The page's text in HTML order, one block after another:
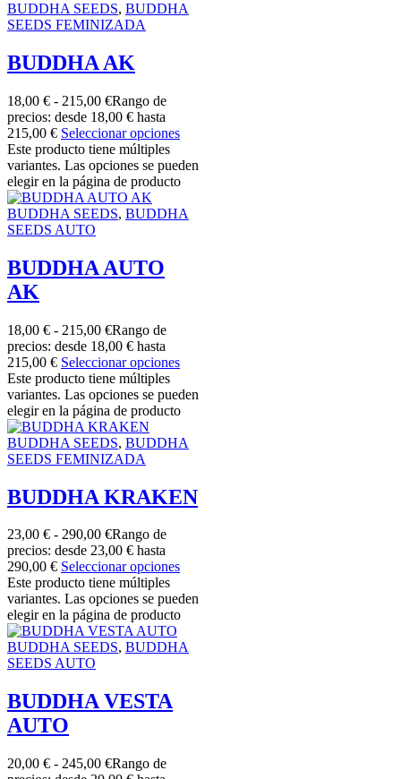
BUDDHA SEEDS, BUDDHA
SEEDS FEMINIZADA
BUDDHA AK
18,00 € - 215,00 €Rango de
precios: desde 18,00 € hasta
215,00 € Seleccionar opciones
Este producto tiene múltiples
variantes. Las opciones se pueden
elegir en la página de producto
BUDDHA SEEDS, BUDDHA
SEEDS AUTO
BUDDHA AUTO
AK
18,00 € - 215,00 €Rango de
precios: desde 18,00 € hasta
215,00 € Seleccionar opciones
Este producto tiene múltiples
variantes. Las opciones se pueden
elegir en la página de producto
BUDDHA SEEDS, BUDDHA
SEEDS FEMINIZADA
BUDDHA KRAKEN
23,00 € - 290,00 €Rango de
precios: desde 23,00 € hasta
290,00 € Seleccionar opciones
Este producto tiene múltiples
variantes. Las opciones se pueden
elegir en la página de producto
BUDDHA SEEDS, BUDDHA
SEEDS AUTO
BUDDHA VESTA
AUTO
20,00 € - 245,00 €Rango de